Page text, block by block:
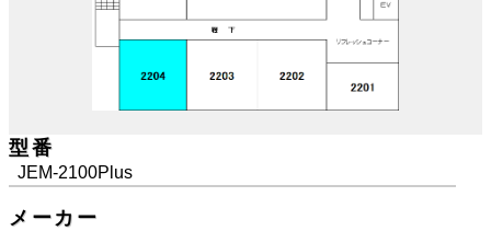
型番
JEM-2100Plus
メーカー